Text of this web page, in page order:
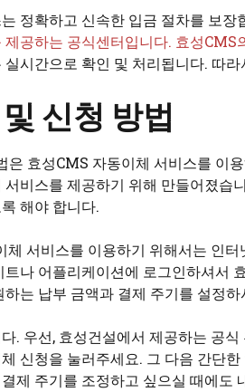
정확하고 신속한 입금 절차를 보장
공하는 공식센터입니다. 효성
시간으로 확인 및 처리됩니다. 따
신청 방법
은 효성CMS 자동이체 서비스를 이
비스를 제공하기 위해 만들어졌
해야 합니다.
체 서비스를 이용하기 위해서는 인
나 어플리케이션에 로그인하셔서
는 납부 금액과 결제 주기를 설정하
. 우선, 효성건설에서 제공하는 공
신청을 눌러주세요. 그 다음 간단
제 주기를 조정하고 싶으실 때에도